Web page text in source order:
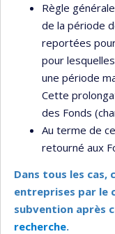
Règle
de la période
reportées
pour
une période
Cette
des Fonds
Au terme de
retourné aux
Dans tous les cas,
entreprises par le
subvention après
recherche.